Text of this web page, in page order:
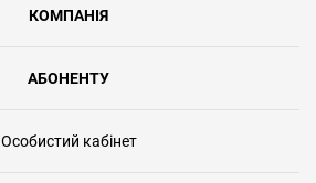
КОМПАНІЯ
АБОНЕНТУ
Особистий кабінет